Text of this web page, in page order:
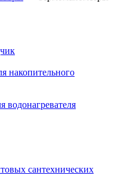
накопительного
водонагревателя
сантехнических